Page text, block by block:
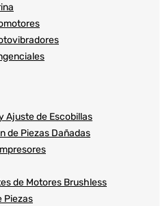
Ajuste de Escobillas
de Piezas Dañadas
de Motores Brushless
Piezas